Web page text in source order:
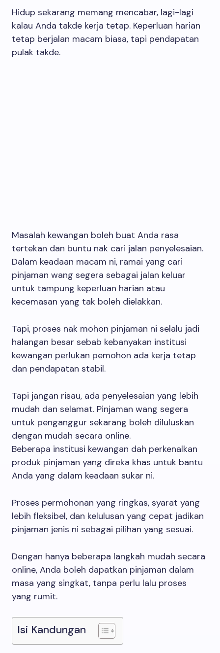
Hidup sekarang memang mencabar, lagi-lagi
kalau Anda takde kerja tetap. Keperluan harian
tetap berjalan macam biasa, tapi pendapatan
pulak takde.
Masalah kewangan boleh buat Anda rasa
tertekan dan buntu nak cari jalan penyelesaian.
Dalam keadaan macam ni, ramai yang cari
pinjaman wang segera sebagai jalan keluar
untuk tampung keperluan harian atau
kecemasan yang tak boleh dielakkan.
Tapi, proses nak mohon pinjaman ni selalu jadi
halangan besar sebab kebanyakan institusi
kewangan perlukan pemohon ada kerja tetap
dan pendapatan stabil.
Tapi jangan risau, ada penyelesaian yang lebih
mudah dan selamat. Pinjaman wang segera
untuk penganggur sekarang boleh diluluskan
dengan mudah secara online.
Beberapa institusi kewangan dah perkenalkan
produk pinjaman yang direka khas untuk bantu
Anda yang dalam keadaan sukar ni.
Proses permohonan yang ringkas, syarat yang
lebih fleksibel, dan kelulusan yang cepat jadikan
pinjaman jenis ni sebagai pilihan yang sesuai.
Dengan hanya beberapa langkah mudah secara
online, Anda boleh dapatkan pinjaman dalam
masa yang singkat, tanpa perlu lalu proses
yang rumit.
Isi Kandungan